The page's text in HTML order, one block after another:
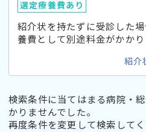
選定療養費あり
紹介状を持たずに受診した
養費として別途料金がかかり
紹介
検索条件に当てはまる病院・
かりませんでした。
再度条件を変更して検索してく